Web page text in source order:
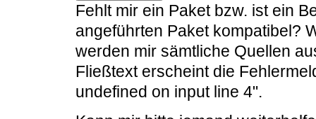
Fehlt mir ein Paket bzw. ist ein
angeführten Paket kompatibel?
werden mir sämtliche Quellen
Fließtext erscheint die
undefined on input line 4".